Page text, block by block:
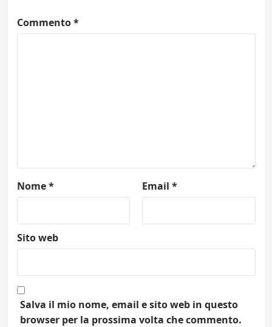
Commento*
Nome* Email *
Sito web
Salva il mio nome, email e sito web in questo
browser per la prossima volta che commento.